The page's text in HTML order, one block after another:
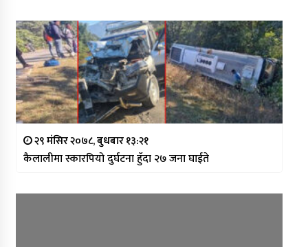
२९ मंसिर २०७८, बुधबार १३:२१
कैलालीमा स्कारपियो दुर्घटना हुँदा २७ जना घाईते